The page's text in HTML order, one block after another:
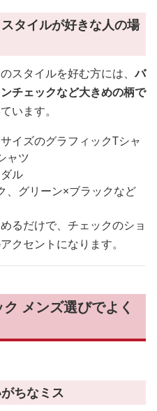
タイルが好きな人の場
スタイルを好む方には、バ
チェックなど大きめの柄で
います。
イズのグラフィックTシャ
ャツ
ル
、グリーン×ブラックなど
るだけで、チェックのショ
クセントになります。
メンズ選びでよく
ちなミス